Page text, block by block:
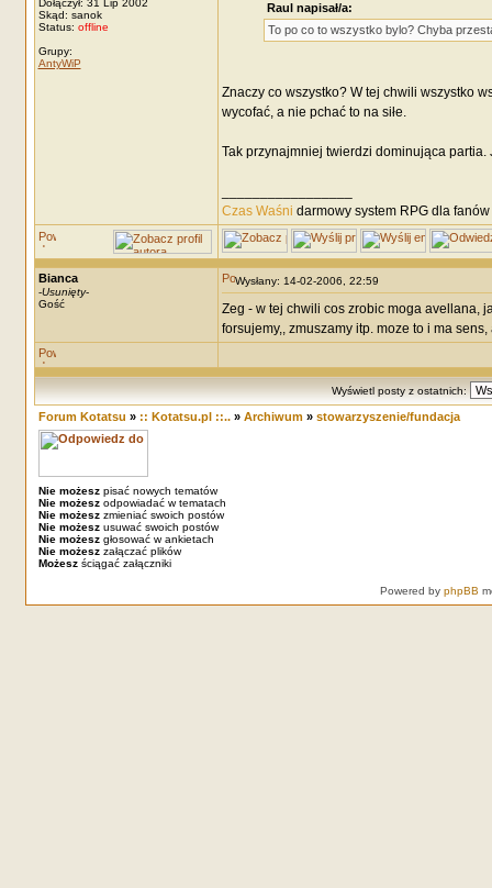
Dołączył: 31 Lip 2002
Skąd: sanok
Status: offline
Grupy:
AntyWiP
Raul napisał/a:
To po co to wszystko bylo? Chyba
Znaczy co wszystko? W tej chwili wszystko
wycofać, a nie pchać to na siłe.
Tak przynajmniej twierdzi dominująca
Czas Waśni darmowy system RPG dla
Bianca
-Usunięty-
Gość
Wysłany: 14-02-2006, 22:59
Zeg - w tej chwili cos zrobic moga avellana,
forsujemy,, zmuszamy itp. moze to i ma sens,
Wyświetl posty z ostatnich:
Forum Kotatsu » :: Kotatsu.pl ::..» Archiwum» stowarzyszenie/fundacja
Nie możeszpisać nowych tematów
Nie możeszodpowiadać w tematach
Nie możeszzmieniać swoich postów
Nie możeszusuwać swoich postów
Nie możeszgłosować w ankietach
Nie możeszzałączać plików
Możeszściągać załączniki
Powered by phpBB